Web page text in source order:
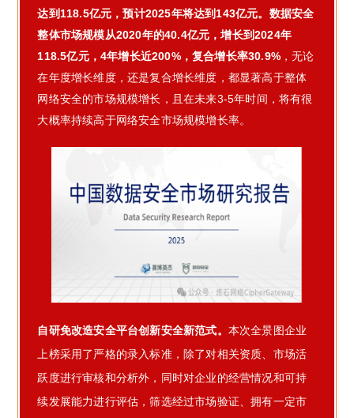
达到118.5亿元，预计2025年将达到143亿元。数据安全
整体市场规模从2020年的40.4亿元，增长到2024年
118.5亿元，4年增长近200%，复合增长率30.9% ，无论
在年度增长维度，还是复合增长维度，都显著高于整体
网络安全的市场规模增长，且在未来3-5年时间，将有很
大概率持续高于网络安全市场规模增长率。
自研免改造安全平台创新安全新范式。 本次全景图企业
上榜采用了严格的录入标准，除了对相关资质、市场活
跃度进行审核和分析外，同时对企业的经营情况和可持
续发展能力进行评估，筛选经过市场验证、拥有一定市